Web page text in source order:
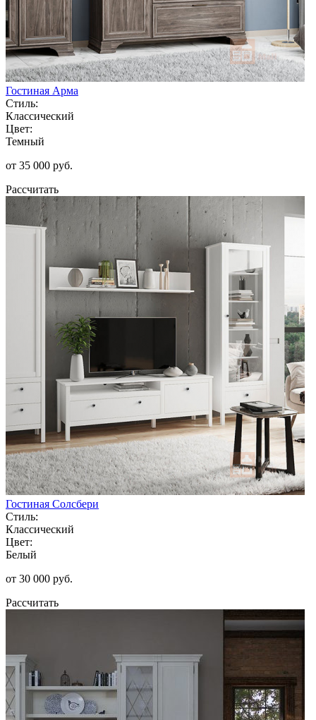
Гостиная Арма
Стиль:
Классический
Цвет:
Темный
от 35 000 руб.
Рассчитать
Гостиная Солсбери
Стиль:
Классический
Цвет:
Белый
от 30 000 руб.
Рассчитать